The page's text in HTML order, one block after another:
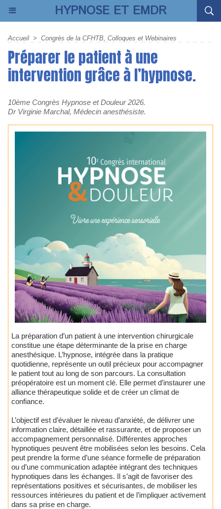
HYPNOSE ET EMDR
Accueil > Congrès de la CFHTB, Colloques et Webinaires
Préparer le patient à une
intervention grâce à l’hypnose.
10ème Congrès Hypnose et Douleur 2026.
Dr Virginie Marchal, Médecin anesthésiste.
La préparation d’un patient à une intervention chirurgicale
constitue une étape déterminante de la prise en charge
anesthésique. L’hypnose, intégrée dans la pratique
quotidienne, représente un outil précieux pour accompagner
le patient tout au long de son parcours. La consultation
préopératoire est un moment clé. Elle permet d’instaurer une
alliance thérapeutique solide et de créer un climat de
confiance.
L’objectif est d’évaluer le niveau d’anxiété, de délivrer une
information claire, détaillée et rassurante, et de proposer un
accompagnement personnalisé. Différentes approches
hypnotiques peuvent être mobilisées selon les besoins. Cela
peut prendre la forme d’une séance formelle de préparation
ou d’une communication adaptée intégrant des techniques
hypnotiques dans les échanges. Il s’agit de favoriser des
représentations positives et sécurisantes, de mobiliser les
ressources intérieures du patient et de l’impliquer activement
dans sa prise en charge.